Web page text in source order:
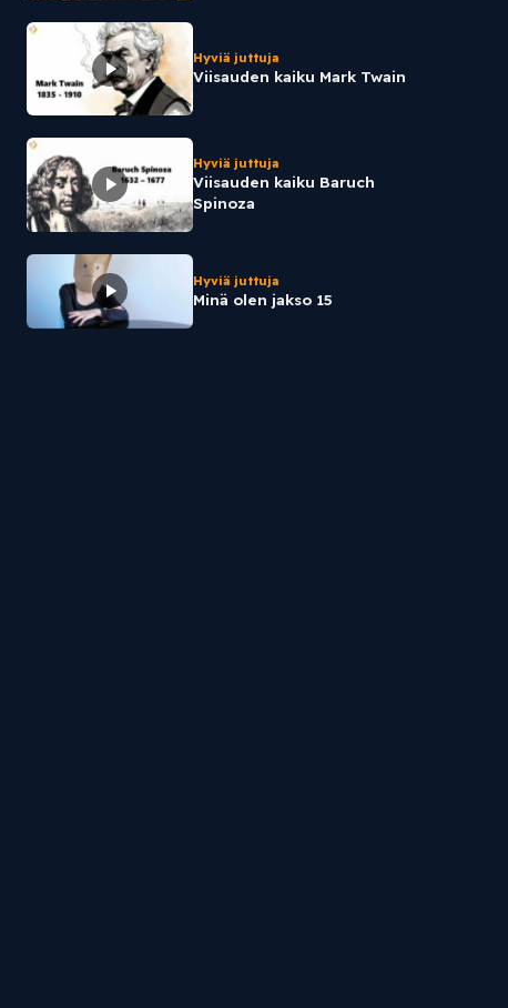
Hyviä juttuja
Viisauden kaiku Mark Twain
Hyviä juttuja
Viisauden kaiku Baruch
Spinoza
Hyviä juttuja
Minä olen jakso 15